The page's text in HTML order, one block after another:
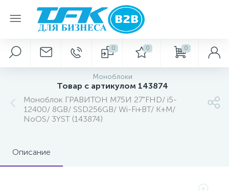
0 0 0
Моноблоки
Товар с артикулом 143874
Моноблок ГРАВИТОН М75И 27"FHD/ i5-
12400/ 8GB/ SSD256GB/ Wi-Fi+BT/ K+M/
NoOS/ 3YST (143874)
Описание